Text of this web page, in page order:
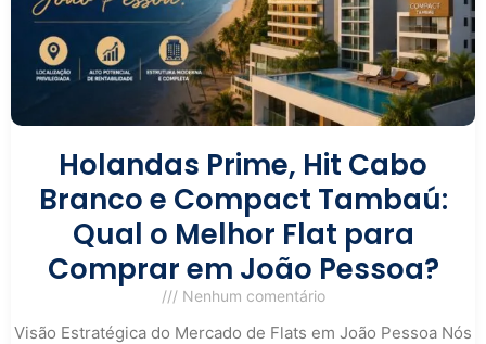
Holandas Prime, Hit Cabo
Branco e Compact Tambaú:
Qual o Melhor Flat para
Comprar em João Pessoa?
Nenhum comentário
Visão Estratégica do Mercado de Flats em João Pessoa Nós